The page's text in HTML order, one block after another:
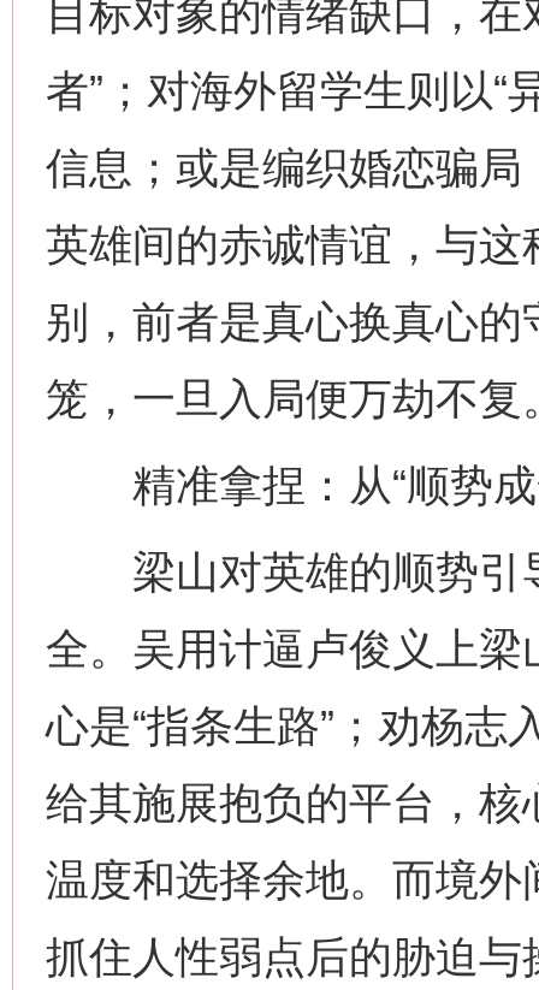
目标对象的情绪缺口，
者”；对海外留学生则以“
信息；或是编织婚恋骗
英雄间的赤诚情谊，与这
别，前者是真心换真心
笼，一旦入局便万劫不复
精准拿捏：从“顺势成
梁山对英雄的顺势引
全。吴用计逼卢俊义上
心是“指条生路”；劝杨志
给其施展抱负的平台，核
温度和选择余地。而境
抓住人性弱点后的胁迫
网上购药对药下症？